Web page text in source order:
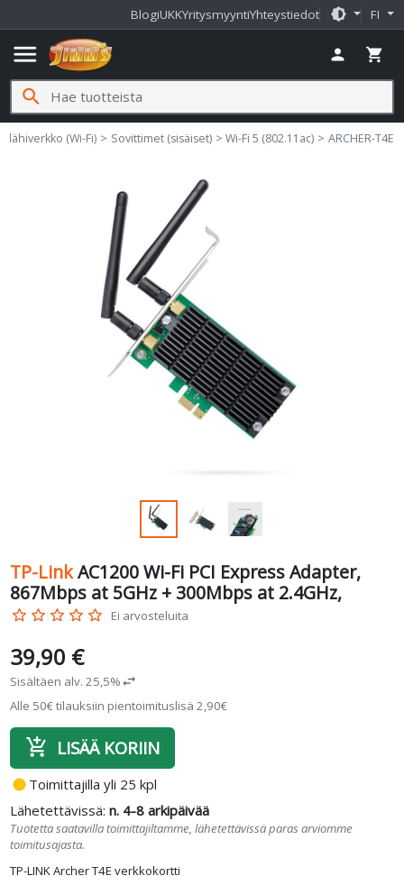
BlogiUKKYritysmyyntiYhteystiedot brightness_medium FI
menu person shopping_cart
search
lähiverkko (Wi-Fi) Sovittimet (sisäiset) Wi-Fi 5 (802.11ac) ARCHER-T4E
TP-LinkAC1200 Wi-Fi PCI Express Adapter,
867Mbps at 5GHz + 300Mbps at 2.4GHz,
star_border star_border star_border star_border star_border Ei arvosteluita
TP-LINK Archer T4E verkkokortti
39,90 €
Sisältäen alv. 25,5%swap_horiz
Alle 50€ tilauksiin pientoimituslisä 2,90€
add_shopping_cart LISÄÄ KORIIN
fiber_manual_record Toimittajilla yli 25 kpl
Lähetettävissä:n. 4-8 arkipäivää
Tuotetta saatavilla toimittajiltamme, lähetettävissä paras arviomme
toimitusajasta.